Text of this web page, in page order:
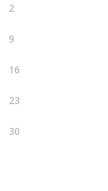
2
9
16
23
30